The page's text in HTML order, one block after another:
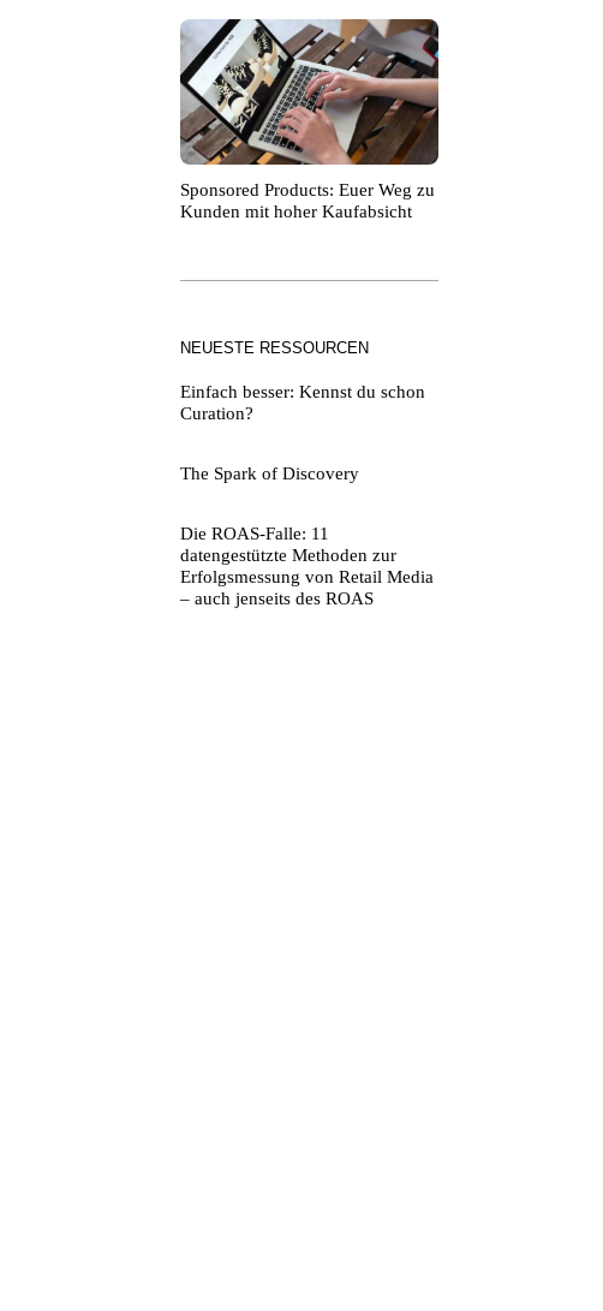
Sponsored Products: Euer Weg zu
Kunden mit hoher Kaufabsicht
NEUESTE RESSOURCEN
Einfach besser: Kennst du schon
Curation?
The Spark of Discovery
Die ROAS-Falle: 11
datengestützte Methoden zur
Erfolgsmessung von Retail Media
– auch jenseits des ROAS